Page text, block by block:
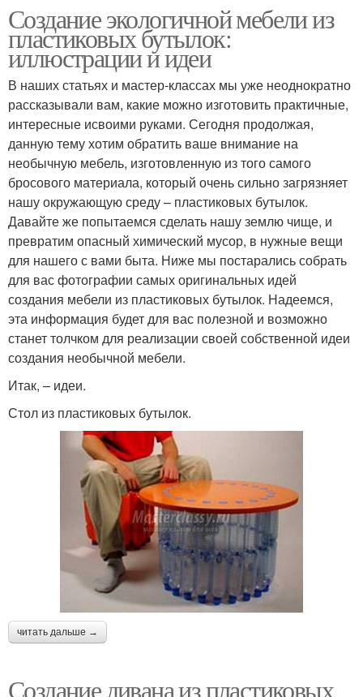
Создание экологичной мебели из
пластиковых бутылок:
иллюстрации и идеи
В наших статьях и мастер-классах мы уже неоднократно
рассказывали вам, какие можно изготовить практичные,
интересные исвоими руками. Сегодня продолжая,
данную тему хотим обратить ваше внимание на
необычную мебель, изготовленную из того самого
бросового материала, который очень сильно загрязняет
нашу окружающую среду – пластиковых бутылок.
Давайте же попытаемся сделать нашу землю чище, и
превратим опасный химический мусор, в нужные вещи
для нашего с вами быта. Ниже мы постарались собрать
для вас фотографии самых оригинальных идей
создания мебели из пластиковых бутылок. Надеемся,
эта информация будет для вас полезной и возможно
станет толчком для реализации своей собственной идеи
создания необычной мебели.
Итак, – идеи.
Стол из пластиковых бутылок.
читать дальше →
Создание дивана из пластиковых